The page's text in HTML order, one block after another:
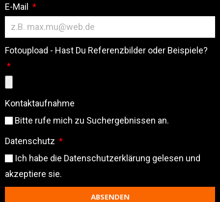
E-Mail
Fotoupload - Hast Du Referenzbilder oder Beispiele?
Kontaktaufnahme
Bitte rufe mich zu Suchergebnissen an.
Datenschutz
Ich habe die Datenschutzerklärung gelesen und
akzeptiere sie.
ABSENDEN